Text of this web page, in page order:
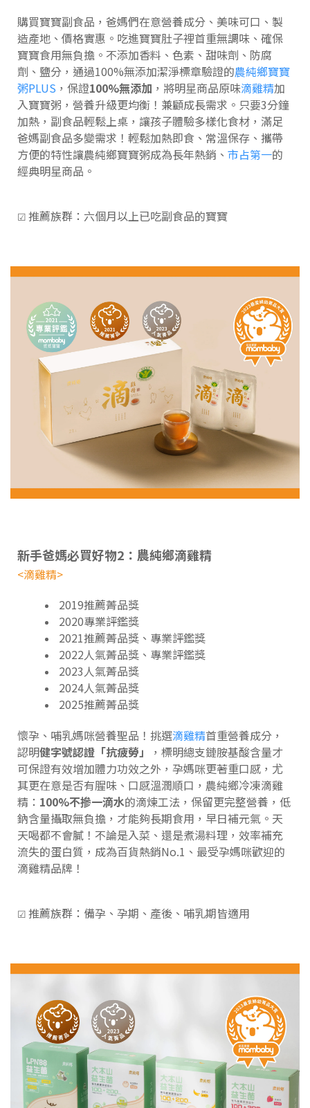
購買寶寶副食品，爸媽們在意營養成分、美味可口、製
造產地、價格實惠。吃進寶寶肚子裡首重無調味、確保
寶寶食用無負擔。不添加香料、色素、甜味劑、防腐
劑、鹽分，通過100%無添加潔淨標章驗證的農純鄉寶寶
粥PLUS ，保證100%無添加 ，將明星商品原味滴雞精加
入寶寶粥，營養升級更均衡！兼顧成長需求。只要3分鐘
加熱，副食品輕鬆上桌，讓孩子體驗多樣化食材，滿足
爸媽副食品多變需求！輕鬆加熱即食、常溫保存、攜帶
方便的特性讓農純鄉寶寶粥成為長年熱銷、 市占第一的
經典明星商品。
☑ 推薦族群：六個月以上已吃副食品的寶寶
新手爸媽必買好物2：農純鄉滴雞精
<滴雞精>
2019推薦菁品獎
2020專業評鑑獎
2021推薦菁品獎、專業評鑑獎
2022人氣菁品獎、專業評鑑獎
2023人氣菁品獎
2024人氣菁品獎
2025推薦菁品獎
懷孕、哺乳媽咪營養聖品！挑選滴雞精首重營養成分，
認明健字號認證「抗疲勞」
，標明總支鏈胺基酸含量才
可保證有效增加體力功效之外，孕媽咪更著重口感，尤
其更在意是否有腥味、口感溫潤順口，農純鄉冷凍滴雞
精： 100%不摻一滴水的滴煉工法，保留更完整營養，低
鈉含量攝取無負擔，才能夠長期食用，早日補元氣。天
天喝都不會膩！不論是入菜、還是煮湯料理，效率補充
流失的蛋白質，成為百貨熱銷No.1、最受孕媽咪歡迎的
滴雞精品牌！
☑ 推薦族群：備孕、孕期、產後、哺乳期皆適用